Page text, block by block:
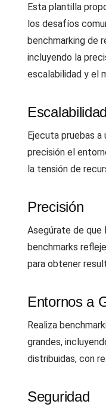
Esta plantilla
los desafíos
benchmarking de
incluyendo la
escalabilidad y el
Escalabilidad
Ejecuta pruebas a
precisión el
la tensión de
Precisión
Asegúrate de que
benchmarks
para obtener
Entornos a
Realiza
grandes,
distribuidas, con
Seguridad